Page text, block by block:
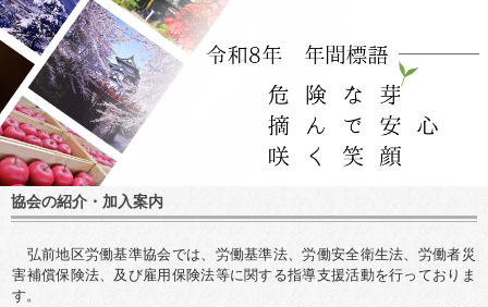
協会の紹介・加入案内
弘前地区労働基準協会では、労働基準法、労働安全衛生法、労働者災
害補償保険法、及び雇用保険法等に関する指導支援活動を行っておりま
す。